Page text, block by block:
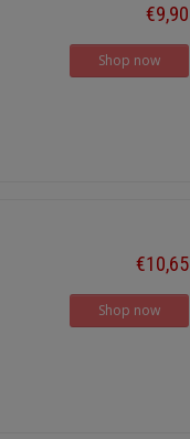
€9,90
Shop now
€10,65
Shop now